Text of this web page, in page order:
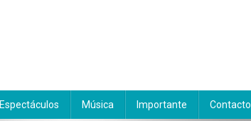
Espectáculos Música Importante Contacto